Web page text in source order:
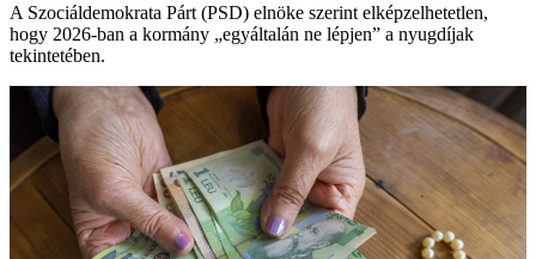
A Szociáldemokrata Párt (PSD) elnöke szerint elképzelhetetlen,
hogy 2026-ban a kormány „egyáltalán ne lépjen” a nyugdíjak
tekintetében.